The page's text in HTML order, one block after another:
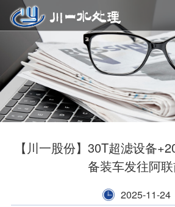
【川一股份】30T超滤设备
备装车发往阿
2025-11-24